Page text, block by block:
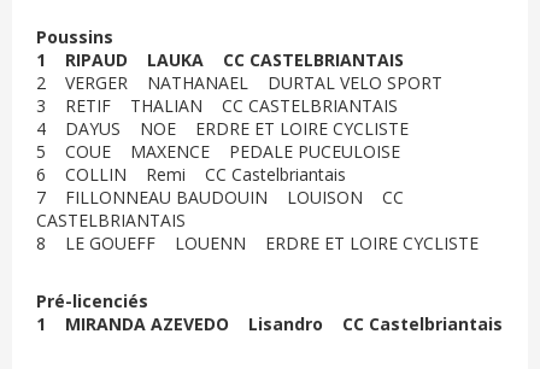
Poussins
1 RIPAUD LAUKA CC CASTELBRIANTAIS
2 VERGER NATHANAEL DURTAL VELO SPORT
3 RETIF THALIAN CC CASTELBRIANTAIS
4 DAYUS NOE ERDRE ET LOIRE CYCLISTE
5 COUE MAXENCE PEDALE PUCEULOISE
6 COLLIN Remi CC Castelbriantais
7 FILLONNEAU BAUDOUIN LOUISON CC
CASTELBRIANTAIS
8 LE GOUEFF LOUENN ERDRE ET LOIRE CYCLISTE
Pré-licenciés
1 MIRANDA AZEVEDO Lisandro CC Castelbriantais